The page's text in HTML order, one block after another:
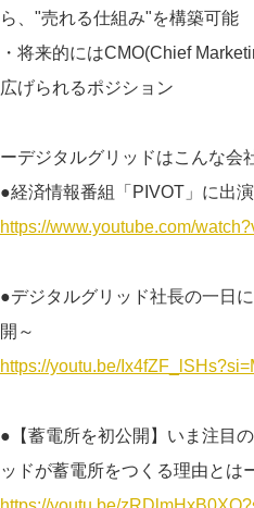
ら、"売れる仕組み"を構築可能
・将来的にはCMO(Chief
広げられるポジション
ーデジタルグリッドはこんな会
●経済情報番組「PIVOT」に出
https://www.youtube.com/
●デジタルグリッド社長の一日
開～
https://youtu.be/
●【蓄電所を初公開】いま注目
ッドが蓄電所をつくる理由とは